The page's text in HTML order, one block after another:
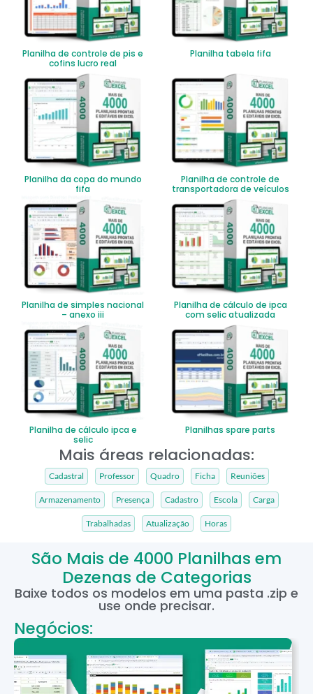
Planilha de controle de pis e
cofins lucro real
Planilha tabela fifa
Planilha da copa do mundo
fifa
Planilha de controle de
transportadora de veículos
Planilha de simples nacional
– anexo iii
Planilha de cálculo de ipca
com selic atualizada
Planilha de cálculo ipca e
selic
Planilhas spare parts
Mais áreas relacionadas:
Cadastral Professor Quadro Ficha Reuniões
Armazenamento Presença Cadastro Escola Carga
Trabalhadas Atualização Horas
São Mais de 4000 Planilhas em
Dezenas de Categorias
Baixe todos os modelos em uma pasta .zip e
use onde precisar.
Negócios: